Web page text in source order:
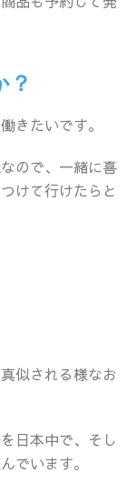
？
きたいです。
ので、一緒に喜
けて行けたらと
似される様なお
日本中で、そし
でいます。